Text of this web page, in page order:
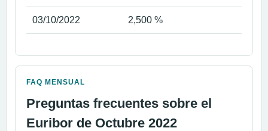
03/10/2022 2,500 %
FAQ MENSUAL
Preguntas frecuentes sobre el
Euribor de Octubre 2022